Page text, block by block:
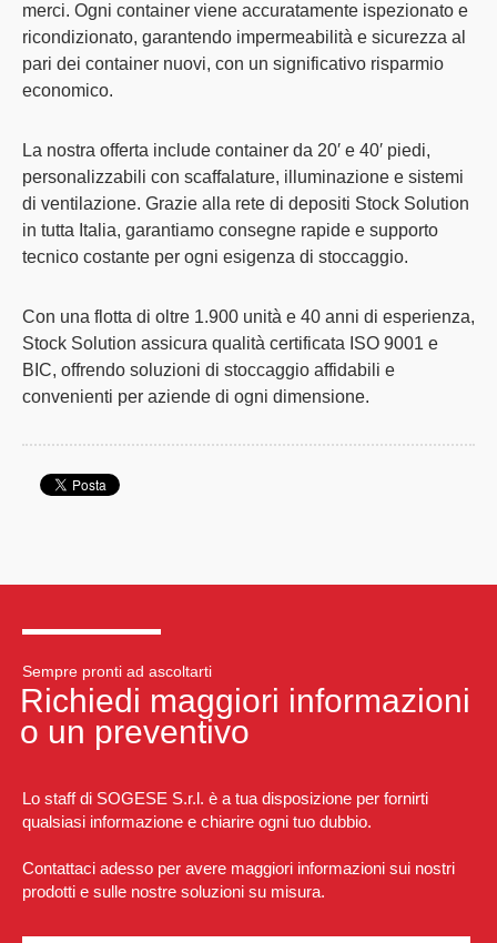
merci. Ogni container viene accuratamente ispezionato e
ricondizionato, garantendo impermeabilità e sicurezza al
pari dei container nuovi, con un significativo risparmio
economico.
La nostra offerta include container da 20′ e 40′ piedi,
personalizzabili con scaffalature, illuminazione e sistemi
di ventilazione. Grazie alla rete di depositi Stock Solution
in tutta Italia, garantiamo consegne rapide e supporto
tecnico costante per ogni esigenza di stoccaggio.
Con una flotta di oltre 1.900 unità e 40 anni di esperienza,
Stock Solution assicura qualità certificata ISO 9001 e
BIC, offrendo soluzioni di stoccaggio affidabili e
convenienti per aziende di ogni dimensione.
Sempre pronti ad ascoltarti
Richiedi maggiori informazioni
o un preventivo
Lo staff di SOGESE S.r.l. è a tua disposizione per fornirti
qualsiasi informazione e chiarire ogni tuo dubbio.
Contattaci adesso per avere maggiori informazioni sui nostri
prodotti e sulle nostre soluzioni su misura.